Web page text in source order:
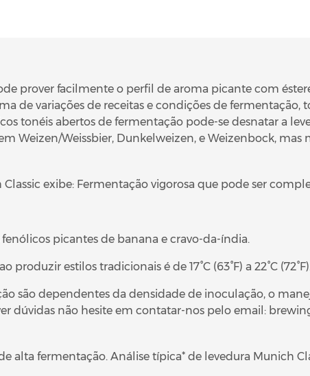
prover facilmente o perfil de aroma picante com
de variações de receitas e condições de
tonéis abertos de fermentação pode-se desnatar a
Weizen/Weissbier, Dunkelweizen, e Weizenbock, mas
exibe: Fermentação vigorosa que pode ser
picantes de banana e cravo-da-índia.
estilos tradicionais é de 17°C (63°F) a 22°C (72°F).
são dependentes da densidade de inoculação, o
dúvidas não hesite em contatar-nos pelo email:
alta fermentação. Análise típica* de levedura Munich